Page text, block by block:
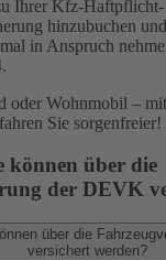
Ihrer Kfz-Haftpflicht-
hinzubuchen
in Anspruch
oder Wohnmobil –
Sie sorgenfreier!
können über die
der DEVK
über die
versichert werden?